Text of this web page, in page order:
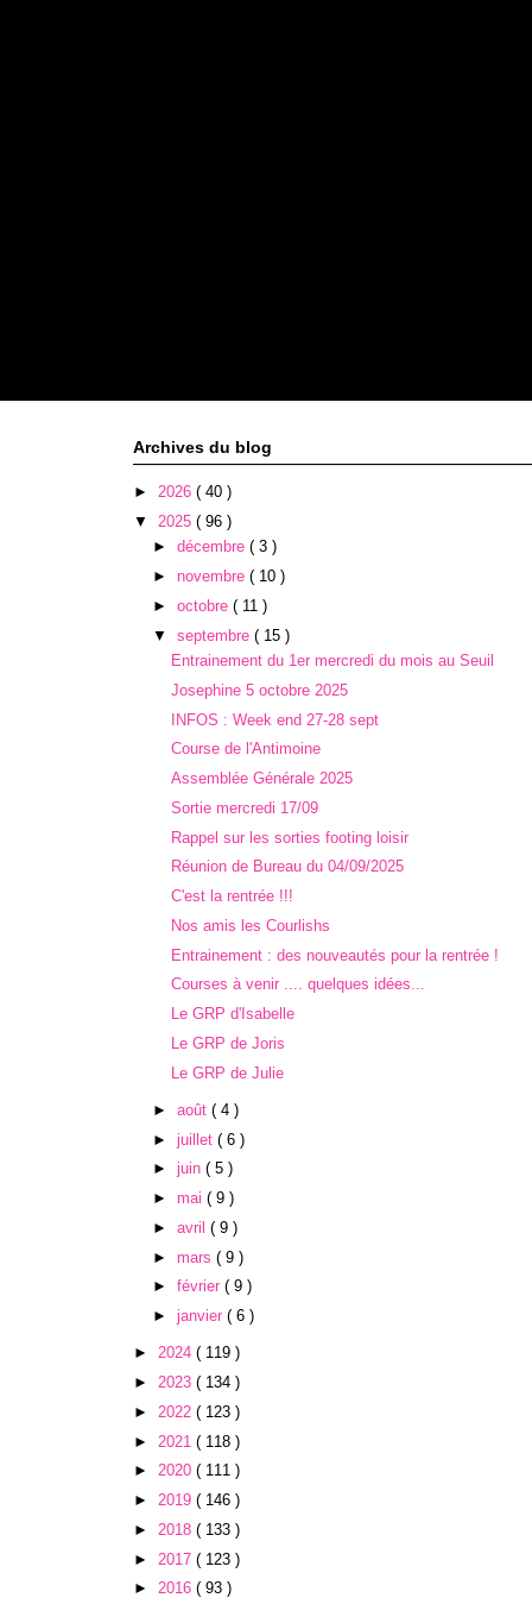
Archives du blog
► 2026 ( 40 )
▼ 2025 ( 96 )
► décembre ( 3 )
► novembre ( 10 )
► octobre ( 11 )
▼ septembre ( 15 )
Entrainement du 1er mercredi du mois au Seuil
Josephine 5 octobre 2025
INFOS : Week end 27-28 sept
Course de l'Antimoine
Assemblée Générale 2025
Sortie mercredi 17/09
Rappel sur les sorties footing loisir
Réunion de Bureau du 04/09/2025
C'est la rentrée !!!
Nos amis les Courlishs
Entrainement : des nouveautés pour la rentrée !
Courses à venir .... quelques idées...
Le GRP d'Isabelle
Le GRP de Joris
Le GRP de Julie
► août ( 4 )
► juillet ( 6 )
► juin ( 5 )
► mai ( 9 )
► avril ( 9 )
► mars ( 9 )
► février ( 9 )
► janvier ( 6 )
► 2024 ( 119 )
► 2023 ( 134 )
► 2022 ( 123 )
► 2021 ( 118 )
► 2020 ( 111 )
► 2019 ( 146 )
► 2018 ( 133 )
► 2017 ( 123 )
► 2016 ( 93 )